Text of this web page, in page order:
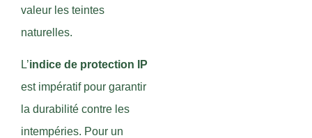
valeur les teintes
naturelles.
L’indice de protection IP
est impératif pour garantir
la durabilité contre les
intempéries. Pour un